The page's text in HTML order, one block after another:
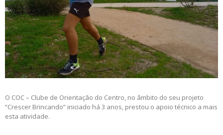
O COC – Clube de Orientação do Centro, no âmbito do seu projeto
“Crescer Brincando” iniciado há 3 anos, prestou o apoio técnico a mais
esta atividade.